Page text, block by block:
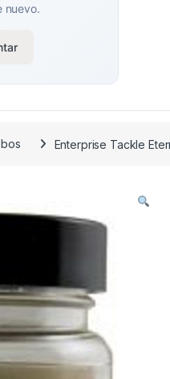
nuevo.
Enterprise Tackle